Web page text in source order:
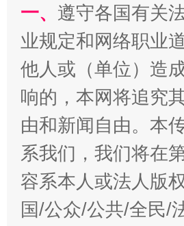
千年窑火 生生不息
一、 遵守各国有关
业规定和网络职业
他人或（单位）造
响的，本网将追究
由和新闻自由。本
系我们，我们将在
容系本人或法人版
国/公众/公共/全民/